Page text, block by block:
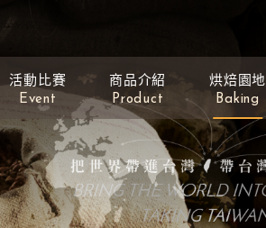
活動比賽
Event
商品介紹
Product
烘焙園地
Baking